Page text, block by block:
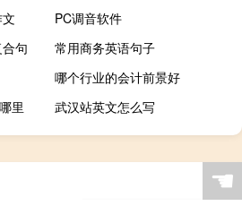
PC调音软件
句
常用商务英语句子
哪个行业的会计前景好
里
武汉站英文怎么写
☚